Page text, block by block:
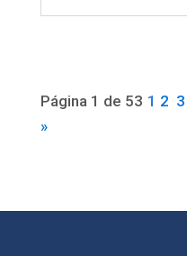
Página 1 de 53 1 2 3
»